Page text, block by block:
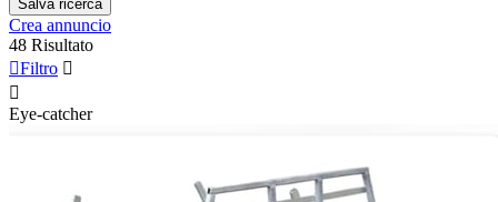
Salva ricerca
Crea annuncio
48 Risultato
Filtro 

Eye-catcher